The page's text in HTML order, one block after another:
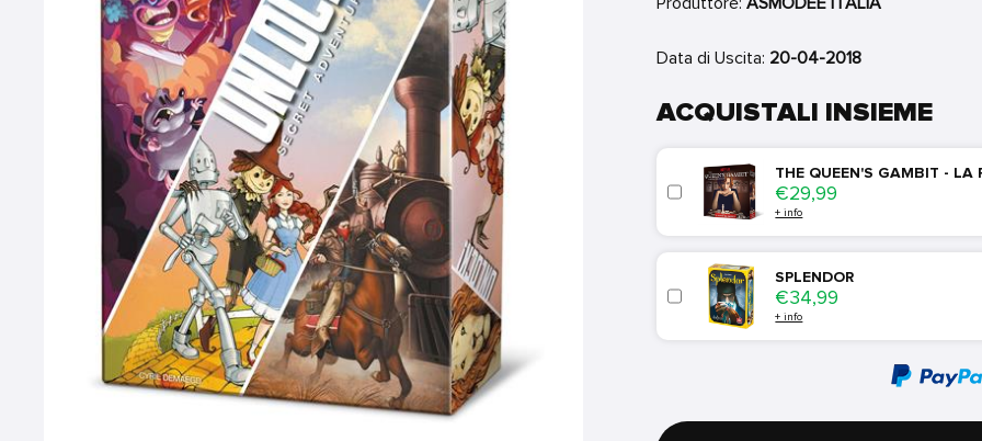
Data di Uscita: 20-04-2018
ACQUISTALI INSIEME
THE QUEEN'S GAMBIT - LA
Price
€29,99
+ info
SPLENDOR
Price
€34,99
+ info